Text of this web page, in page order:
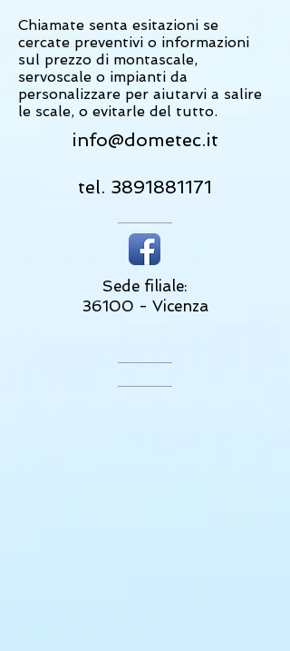
Chiamate senta esitazioni se
cercate preventivi o informazioni
sul prezzo di montascale,
servoscale o impianti da
personalizzare per aiutarvi a salire
le scale, o evitarle del tutto.
info@dometec.it
tel. 3891881171
Sede filiale:
36100 - Vicenza